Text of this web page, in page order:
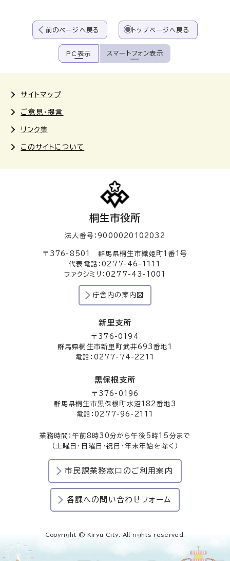
前のページへ戻る トップページへ戻る
PC表示 スマートフォン表示
サイトマップ
ご意見・提言
リンク集
このサイトについて
桐生市役所
法人番号：9000020102032
〒376-8501 群馬県桐生市織姫町1番1号
代表電話：0277-46-1111
ファクシミリ：0277-43-1001
庁舎内の案内図
新里支所
〒376-0194
群馬県桐生市新里町武井693番地1
電話：0277-74-2211
黒保根支所
〒376-0196
群馬県桐生市黒保根町水沼182番地3
電話：0277-96-2111
業務時間：午前8時30分から午後5時15分まで
（土曜日・日曜日・祝日・年末年始を除く）
市民課業務窓口のご利用案内
各課への問い合わせフォーム
Copyright © Kiryu City. All rights reserved.